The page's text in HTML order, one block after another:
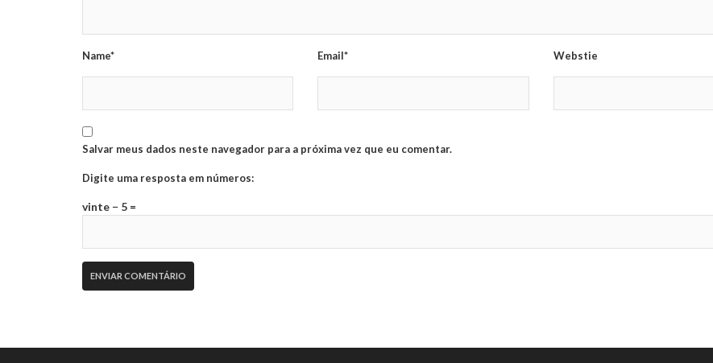
Name* Email* Webstie
Salvar meus dados neste navegador para a próxima vez que eu comentar.
Digite uma resposta em números:
vinte − 5 =